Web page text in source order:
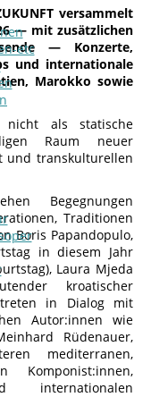
etc
versammelt
— mit zusätzlichen
— Konzerte,
und internationale
Marokko sowie
nicht als statische
Raum neuer
und transkulturellen
Begegnungen
Traditionen
Boris Papandopulo,
in diesem Jahr
Laura Mjeda
kroatischer
treten in Dialog mit
Autor:innen wie
Rüdenauer,
mediterranen,
Komponist:innen,
internationalen